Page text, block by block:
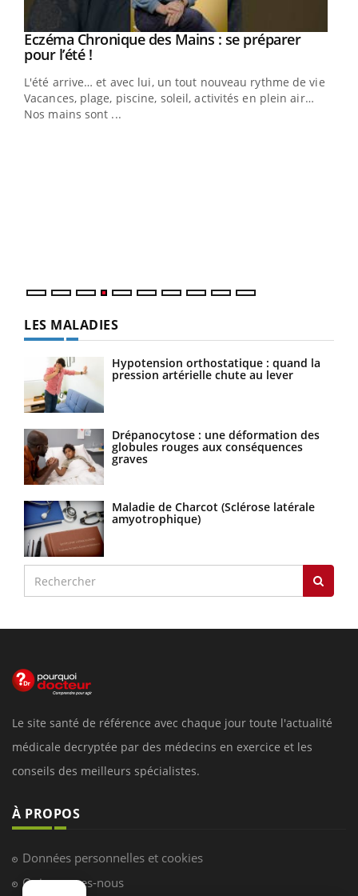
Youtube
Eczéma Chronique des Mains : se préparer
pour l’été !Youtube
L'été arrive… et avec lui, un tout nouveau rythme de vie !
Vacances, plage, piscine, soleil, activités en plein air…
Nos mains sont ...
LES MALADIES
Hypotension orthostatique : quand la
pression artérielle chute au lever
Drépanocytose : une déformation des
globules rouges aux conséquences
graves
Maladie de Charcot (Sclérose latérale
amyotrophique)
Le site santé de référence avec chaque jour toute l'actualité
médicale decryptée par des médecins en exercice et les
conseils des meilleurs spécialistes.
À PROPOS
Données personnelles et cookies
Qui sommes-nous